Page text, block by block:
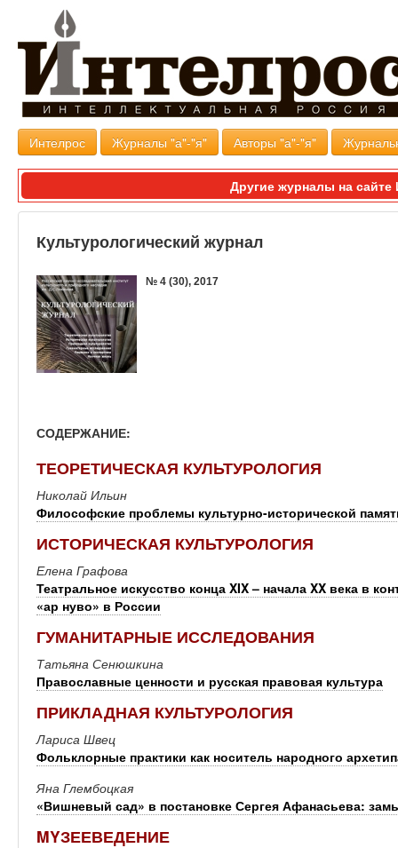
Интелрос Журналы "а"-"я" Авторы "а"-"я"
Другие журналы на
Культурологический журнал
№ 4 (30), 2017
СОДЕРЖАНИЕ:
ТЕОРЕТИЧЕСКАЯ КУЛЬТУРОЛОГИЯ
Николай Ильин
Философские проблемы культурно-исторической
ИСТОРИЧЕСКАЯ КУЛЬТУРОЛОГИЯ
Елена Графова
Театральное искусство конца XIX – начала XX века в
«ар нуво» в России
ГУМАНИТАРНЫЕ ИССЛЕДОВАНИЯ
Татьяна Сенюшкина
Православные ценности и русская правовая культура
ПРИКЛАДНАЯ КУЛЬТУРОЛОГИЯ
Лариса Швец
Фольклорные практики как носитель народного
Яна Глембоцкая
«Вишневый сад» в постановке Сергея Афанасьева:
MYЗЕЕВЕДЕНИЕ